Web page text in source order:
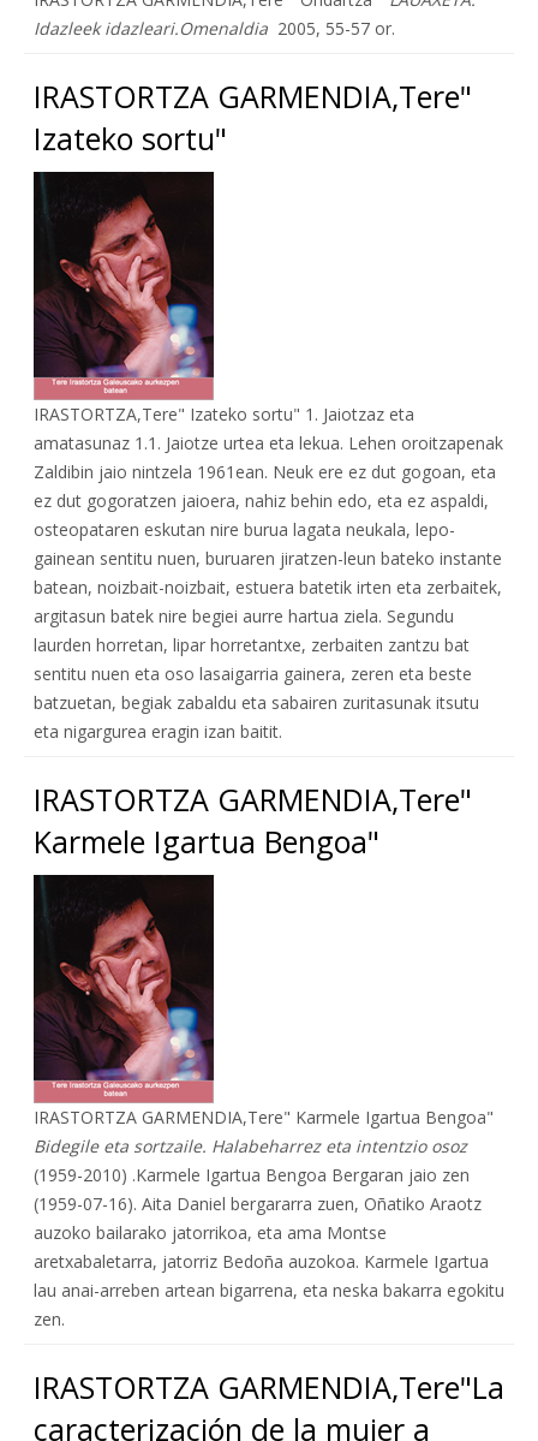
Idazleek idazleari.Omenaldia 2005, 55-57 or.
IRASTORTZA GARMENDIA,Tere"
Izateko sortu"
IRASTORTZA,Tere" Izateko sortu" 1. Jaiotzaz eta
amatasunaz 1.1. Jaiotze urtea eta lekua. Lehen oroitzapenak
Zaldibin jaio nintzela 1961ean. Neuk ere ez dut gogoan, eta
ez dut gogoratzen jaioera, nahiz behin edo, eta ez aspaldi,
osteopataren eskutan nire burua lagata neukala, lepo-
gainean sentitu nuen, buruaren jiratzen-leun bateko instante
batean, noizbait-noizbait, estuera batetik irten eta zerbaitek,
argitasun batek nire begiei aurre hartua ziela. Segundu
laurden horretan, lipar horretantxe, zerbaiten zantzu bat
sentitu nuen eta oso lasaigarria gainera, zeren eta beste
batzuetan, begiak zabaldu eta sabairen zuritasunak itsutu
eta nigargurea eragin izan baitit.
IRASTORTZA GARMENDIA,Tere"
Karmele Igartua Bengoa"
IRASTORTZA GARMENDIA,Tere" Karmele Igartua Bengoa"
Bidegile eta sortzaile. Halabeharrez eta intentzio osoz
(1959-2010) .Karmele Igartua Bengoa Bergaran jaio zen
(1959-07-16). Aita Daniel bergararra zuen, Oñatiko Araotz
auzoko bailarako jatorrikoa, eta ama Montse
aretxabaletarra, jatorriz Bedoña auzokoa. Karmele Igartua
lau anai-arreben artean bigarrena, eta neska bakarra egokitu
zen.
IRASTORTZA GARMENDIA,Tere"La
caracterización de la mujer a